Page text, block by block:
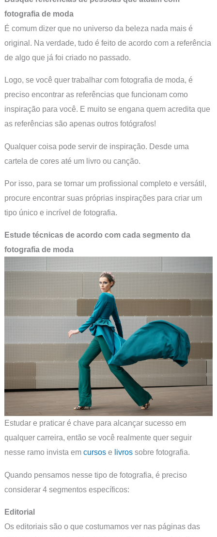
fotografia de moda
É comum dizer que no universo da beleza nada mais é
original. Na verdade, tudo é feito de acordo com a referência
de algo que já foi criado no passado.
Logo, se você quer trabalhar com fotografia de moda, é
preciso encontrar as referências que funcionam como
inspiração para você. E muito se engana quem acredita que
as referências são apenas outros fotógrafos!
Qualquer coisa pode servir de inspiração. Desde uma
cartela de cores até um livro ou canção.
Por isso, para se tornar um profissional completo e versátil,
procure encontrar suas próprias inspirações para criar um
tipo único e incrível de fotografia.
Estude técnicas de acordo com cada segmento da
fotografia de moda
Estudar e praticar é chave para alcançar sucesso em
qualquer carreira, então se você realmente quer seguir
nesse ramo invista em cursos e livrossobre fotografia.
Quando pensamos nesse tipo de fotografia, é preciso
considerar 4 segmentos específicos:
Editorial
Os editoriais são o que costumamos ver nas páginas das